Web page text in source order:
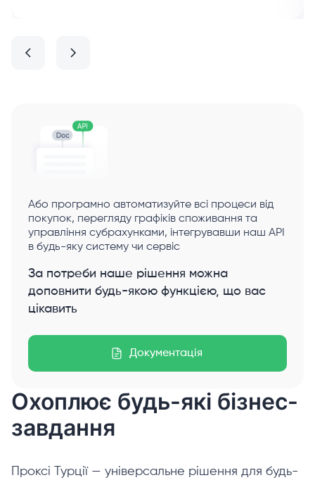
Або програмно автоматизуйте всі процеси від
покупок, перегляду графіків споживання та
управління субрахунками, інтегрувавши наш API
в будь-яку систему чи сервіс
За потреби наше рішення можна
доповнити будь-якою функцією, що вас
цікавить
Документація
Охоплює будь-які бізнес-
завдання
Проксі Турції — універсальне рішення для будь-